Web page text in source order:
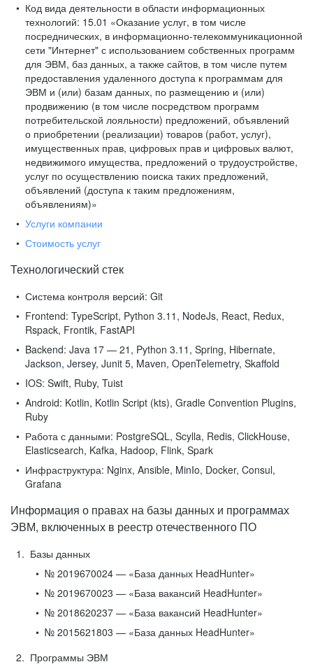
Код вида деятельности в области информационных
технологий: 15.01 «Оказание услуг, в том числе
посреднических, в информационно-телекоммуникационной
сети "Интернет" с использованием собственных программ
для ЭВМ, баз данных, а также сайтов, в том числе путем
предоставления удаленного доступа к программам для
ЭВМ и (или) базам данных, по размещению и (или)
продвижению (в том числе посредством программ
потребительской лояльности) предложений, объявлений
о приобретении (реализации) товаров (работ, услуг),
имущественных прав, цифровых прав и цифровых валют,
недвижимого имущества, предложений о трудоустройстве,
услуг по осуществлению поиска таких предложений,
объявлений (доступа к таким предложениям,
объявлениям)»
Услуги компании
Стоимость услуг
Технологический стек
Система контроля версий: Git
Frontend: TypeScript, Python 3.11, NodeJs, React, Redux,
Rspack, Frontik, FastAPI
Backend: Java 17 — 21, Python 3.11, Spring, Hibernate,
Jackson, Jersey, Junit 5, Maven, OpenTelemetry, Skaffold
IOS: Swift, Ruby, Tuist
Android: Kotlin, Kotlin Script (kts), Gradle Convention Plugins,
Ruby
Работа с данными: PostgreSQL, Scylla, Redis, ClickHouse,
Elasticsearch, Kafka, Hadoop, Flink, Spark
Инфраструктура: Nginx, Ansible, MinIo, Docker, Consul,
Grafana
Информация о правах на базы данных и программах
ЭВМ, включенных в реестр отечественного ПО
Базы данных
№ 2019670024 — «База данных HeadHunter»
№ 2019670023 — «База вакансий HeadHunter»
№ 2018620237 — «База вакансий HeadHunter»
№ 2015621803 — «База данных HeadHunter»
Программы ЭВМ